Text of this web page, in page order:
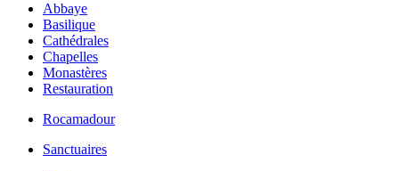
Abbaye
Basilique
Cathédrales
Chapelles
Monastères
Restauration
Rocamadour
Sanctuaires